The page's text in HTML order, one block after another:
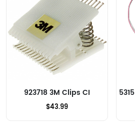
923718 3M Clips CI
$43.99